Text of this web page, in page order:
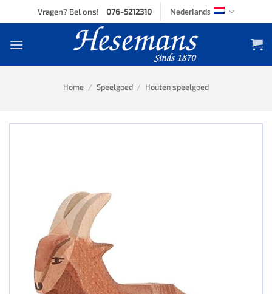
to
Vragen? Bel ons! 076-5212310 Nederlands
Home / Speelgoed / Houten speelgoed